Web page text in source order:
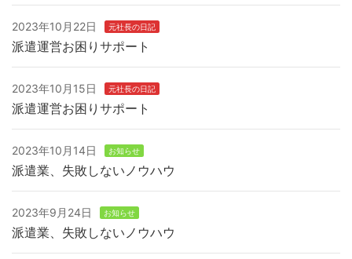
2023年10月22日 元社長の日記
派遣運営お困りサポート
2023年10月15日 元社長の日記
派遣運営お困りサポート
2023年10月14日 お知らせ
派遣業、失敗しないノウハウ
2023年9月24日 お知らせ
派遣業、失敗しないノウハウ